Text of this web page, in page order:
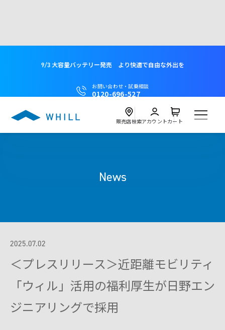
9/3 大容量バッテリー発売 より快適で自由な外出を
お問い合わせ・試乗相談
0120-696-527
Model R
介護保険利用を検討
レンタル
レンタルサービス一覧から探す
介護保険制度でレンタル
月単位でレンタル
サポート
ご利用ガイド
販売店検索アカウントカート
News
2025.07.02
＜プレスリリース＞近距離モビリティ
「ウィル」活用の福利厚生が日野エン
ジニアリングで採用